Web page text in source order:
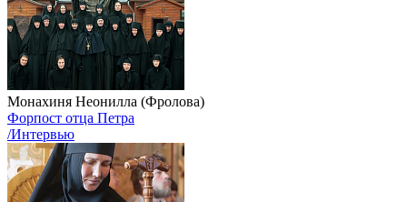
Монахиня Неонилла (Фролова)
Форпост отца Петра
/Интервью